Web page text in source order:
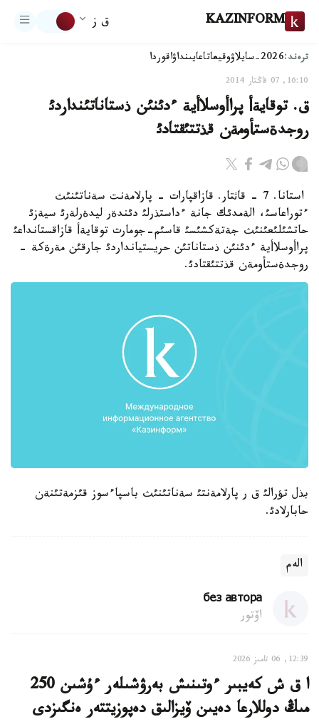
KAZINFORM ق ز
ترەند:2026-سايلاۋ وقيعاتاعايىنداۋاقوردا
16:10, 07 قاڭتار 2014
ق. توقايةأ پراأوسلاأية ءدئنئن ذستاناتئنداردئ
روجدةستأومةن قذتتئقتادئ
استانا. 7 - قاثتار. قازاقپارات - پارلامةنت سةناتئنئث
ءتوراعاسئ، الةمدئك جانة ءداستذرلئ دئندةر ليدةرلةرئ سيةزئ
حاتشئلئعئنئث جةتةكشئسئ قاسئم-جومارت توقايةأ قازاقستانداعئ
پراأوسلاأية ءدئنئن ذستاناتئن حريستيانداردئ جارقئن مةرةكة -
روجدةستأومةن قذتتئقتادئ.
بذل تؤرالئ ق ر پارلامةنتئ سةناتئنئث باسپاءسوز قئزمةتئنةن
حابارلادئ.
الەم
без автора
اۆتور
12:39, 06 تامىز 2026
ا ق ش كەيبىر ءوتىنىش بەرۋشىلەر ءۇشىن 250
مىڭ دوللارعا دەيىن ۆيزالىق دەپوزيتتەر ەنگىزدى